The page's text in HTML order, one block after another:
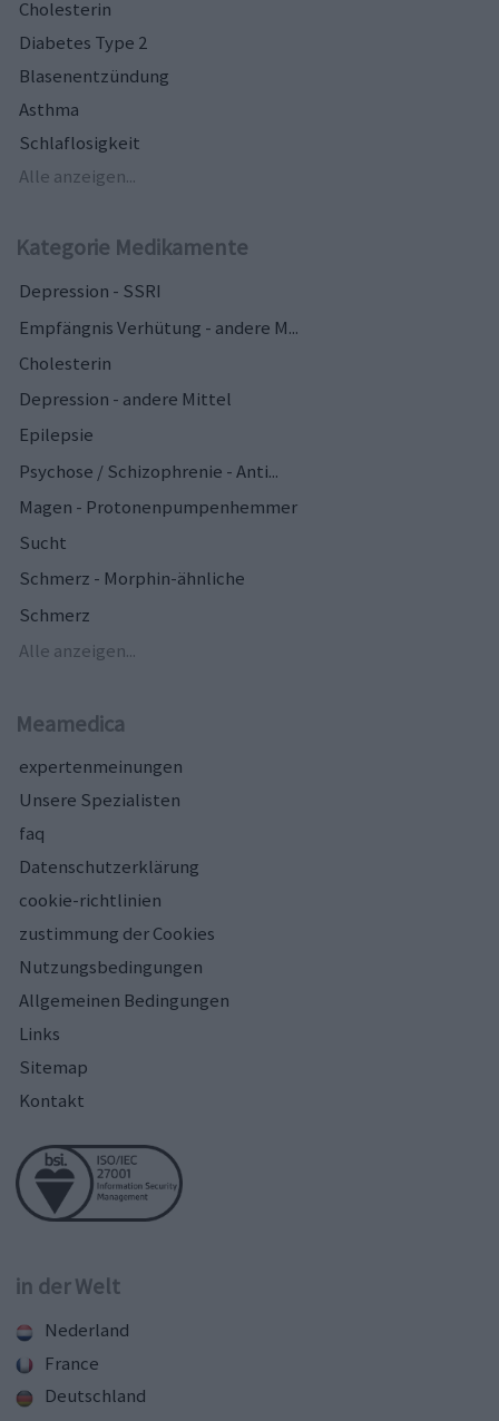
Cholesterin
Diabetes Type 2
Blasenentzündung
Asthma
Schlaflosigkeit
Alle anzeigen...
Kategorie Medikamente
Depression - SSRI
Empfängnis Verhütung - andere M...
Cholesterin
Depression - andere Mittel
Epilepsie
Psychose / Schizophrenie - Anti...
Magen - Protonenpumpenhemmer
Sucht
Schmerz - Morphin-ähnliche
Schmerz
Alle anzeigen...
Meamedica
expertenmeinungen
Unsere Spezialisten
faq
Datenschutzerklärung
cookie-richtlinien
zustimmung der Cookies
Nutzungsbedingungen
Allgemeinen Bedingungen
Links
Sitemap
Kontakt
in der Welt
Nederland
France
Deutschland